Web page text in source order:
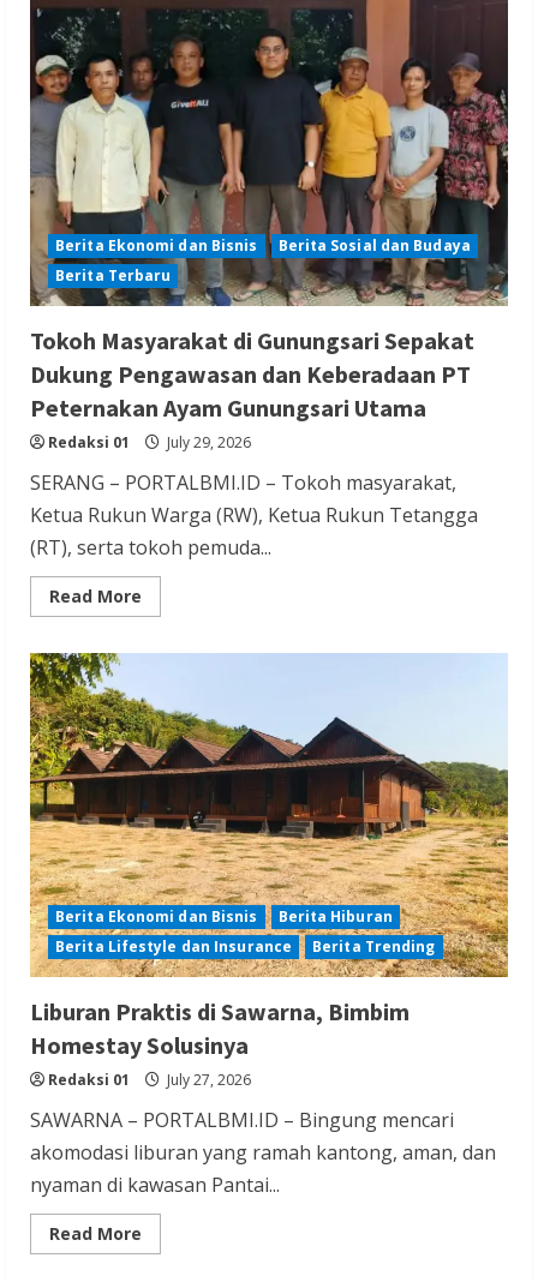
6
Gerai
Lengkong
Berdaya,
Bertumbuh,
dan
Menginspirasi
UMKM
Tangerang
Selatan
Berita Ekonomi dan Bisnis
Berita Sosial dan Budaya
Berita Terbaru
Tokoh Masyarakat di Gunungsari Sepakat
Dukung Pengawasan dan Keberadaan PT
Peternakan Ayam Gunungsari Utama
Redaksi 01 July 29, 2026
SERANG – PORTALBMI.ID – Tokoh masyarakat,
Ketua Rukun Warga (RW), Ketua Rukun Tetangga
(RT), serta tokoh pemuda...
Read More
more
Gunungsari
Sepakat
Dukung
Pengawasan
dan
Keberadaan
Peternakan
Ayam
Gunungsari
Utama
Berita Ekonomi dan Bisnis
Berita Hiburan
Berita Lifestyle dan Insurance
Berita Trending
Liburan Praktis di Sawarna, Bimbim
Homestay Solusinya
Redaksi 01 July 27, 2026
SAWARNA – PORTALBMI.ID – Bingung mencari
akomodasi liburan yang ramah kantong, aman, dan
nyaman di kawasan Pantai...
Read More
more